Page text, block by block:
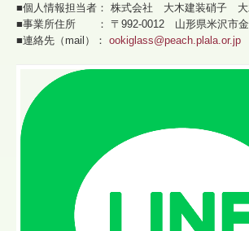
■個人情報担当者： 株式会社 大木建装硝子 大
■事業所住所 ： 〒992-0012 山形県米沢市金
■連絡先（mail）： ookiglass@peach.plala.or.jp